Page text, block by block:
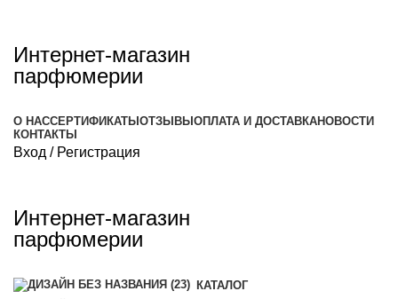
Интернет-магазин
парфюмерии
О НАССЕРТИФИКАТЫ ОТЗЫВЫ ОПЛАТА И ДОСТАВКАНОВОСТИ
КОНТАКТЫ
Вход / Регистрация
Интернет-магазин
парфюмерии
КАТАЛОГ